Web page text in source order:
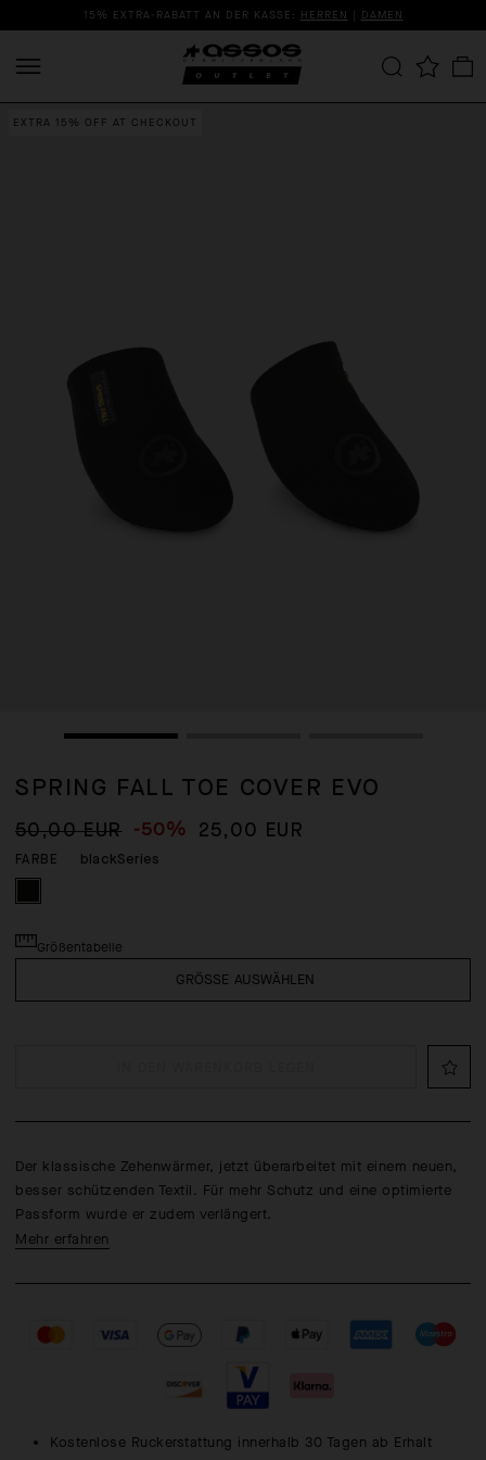
15% EXTRA-RABATT AN DER KASSE: HERREN | DAMEN
EXTRA 15% OFF AT CHECKOUT
SPRING FALL TOE COVER EVO
50,00 EUR -50% 25,00 EUR
FARBE blackSeries
GRÖSSE AUSWÄHLEN
Größentabelle
Der klassische Zehenwärmer, jetzt überarbeitet mit einem neuen,
besser schützenden Textil. Für mehr Schutz und eine optimierte
Passform wurde er zudem verlängert.
Mehr erfahren
Kostenlose Ruckerstattung innerhalb 30 Tagen ab Erhalt